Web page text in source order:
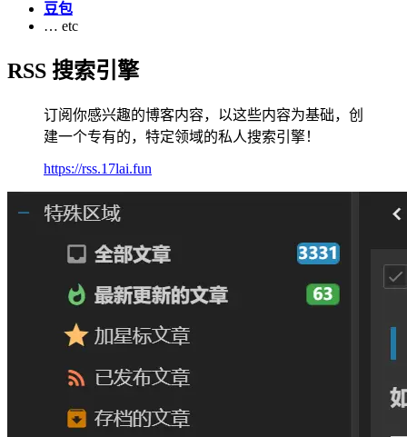
豆包
… etc
RSS 搜索引擎
订阅你感兴趣的博客内容，以这些内容为基础，创
建一个专有的，特定领域的私人搜索引擎！
https://rss.17lai.fun